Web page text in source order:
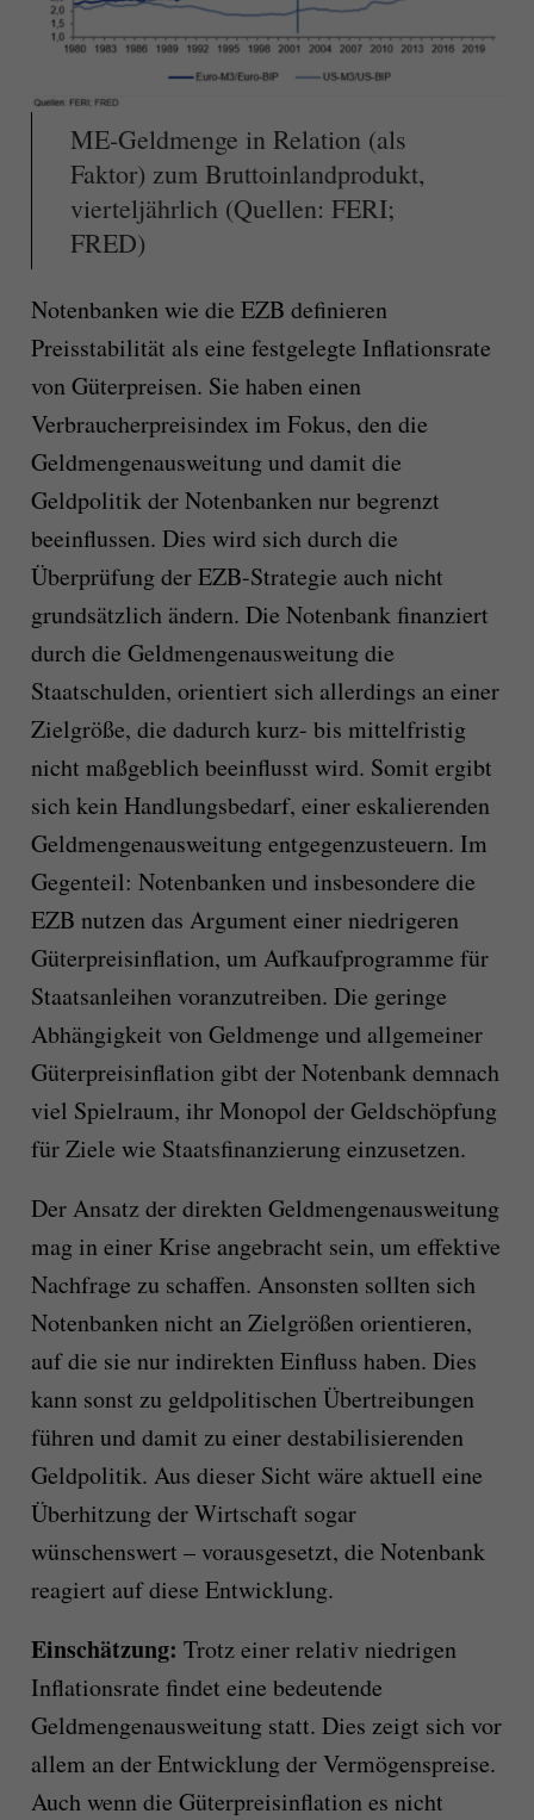
ME-Geldmenge in Relation (als
Faktor) zum Bruttoinlandprodukt,
vierteljährlich (Quellen: FERI;
FRED)
Notenbanken wie die EZB definieren
Preisstabilität als eine festgelegte Inflationsrate
von Güterpreisen. Sie haben einen
Verbraucherpreisindex im Fokus, den die
Geldmengenausweitung und damit die
Geldpolitik der Notenbanken nur begrenzt
beeinflussen. Dies wird sich durch die
Überprüfung der EZB-Strategie auch nicht
grundsätzlich ändern. Die Notenbank finanziert
durch die Geldmengenausweitung die
Staatschulden, orientiert sich allerdings an einer
Zielgröße, die dadurch kurz- bis mittelfristig
nicht maßgeblich beeinflusst wird. Somit ergibt
sich kein Handlungsbedarf, einer eskalierenden
Geldmengenausweitung entgegenzusteuern. Im
Gegenteil: Notenbanken und insbesondere die
EZB nutzen das Argument einer niedrigeren
Güterpreisinflation, um Aufkaufprogramme für
Staatsanleihen voranzutreiben. Die geringe
Abhängigkeit von Geldmenge und allgemeiner
Güterpreisinflation gibt der Notenbank demnach
viel Spielraum, ihr Monopol der Geldschöpfung
für Ziele wie Staatsfinanzierung einzusetzen.
Der Ansatz der direkten Geldmengenausweitung
mag in einer Krise angebracht sein, um effektive
Nachfrage zu schaffen. Ansonsten sollten sich
Notenbanken nicht an Zielgrößen orientieren,
auf die sie nur indirekten Einfluss haben. Dies
kann sonst zu geldpolitischen Übertreibungen
führen und damit zu einer destabilisierenden
Geldpolitik. Aus dieser Sicht wäre aktuell eine
Überhitzung der Wirtschaft sogar
wünschenswert – vorausgesetzt, die Notenbank
reagiert auf diese Entwicklung.
Einschätzung: Trotz einer relativ niedrigen
Inflationsrate findet eine bedeutende
Geldmengenausweitung statt. Dies zeigt sich vor
allem an der Entwicklung der Vermögenspreise.
Auch wenn die Güterpreisinflation es nicht